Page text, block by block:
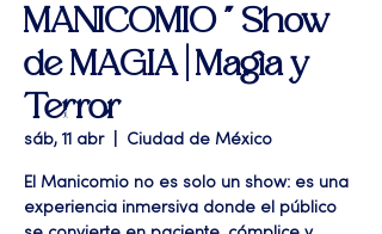
MANICOMIO " Show
de MAGIA | Magia y
Terror
sáb, 11 abr
  |
Ciudad de México
El Manicomio no es solo un show: es una
experiencia inmersiva donde el público